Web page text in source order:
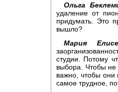
Ольга
удаление от
придумать. Это
вышло?
Мария
студии. Потому
выбора. Чтобы не
важно, чтобы они
самое трудное,